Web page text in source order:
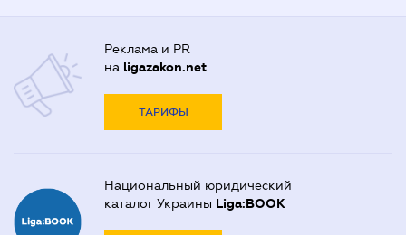
Реклама и PR
на ligazakon.net
ТАРИФЫ
Национальный юридический
каталог Украины Liga:BOOK